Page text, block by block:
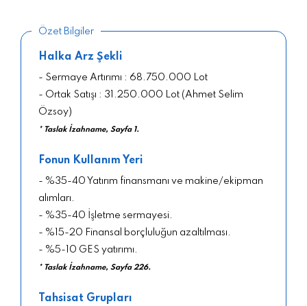
Özet Bilgiler
Halka Arz Şekli
- Sermaye Artırımı : 68.750.000 Lot
- Ortak Satışı : 31.250.000 Lot (Ahmet Selim
Özsoy)
* Taslak İzahname, Sayfa 1.
Fonun Kullanım Yeri
- %35-40 Yatırım finansmanı ve makine/ekipman
alımları.
- %35-40 İşletme sermayesi.
- %15-20 Finansal borçluluğun azaltılması.
- %5-10 GES yatırımı.
* Taslak İzahname, Sayfa 226.
Tahsisat Grupları